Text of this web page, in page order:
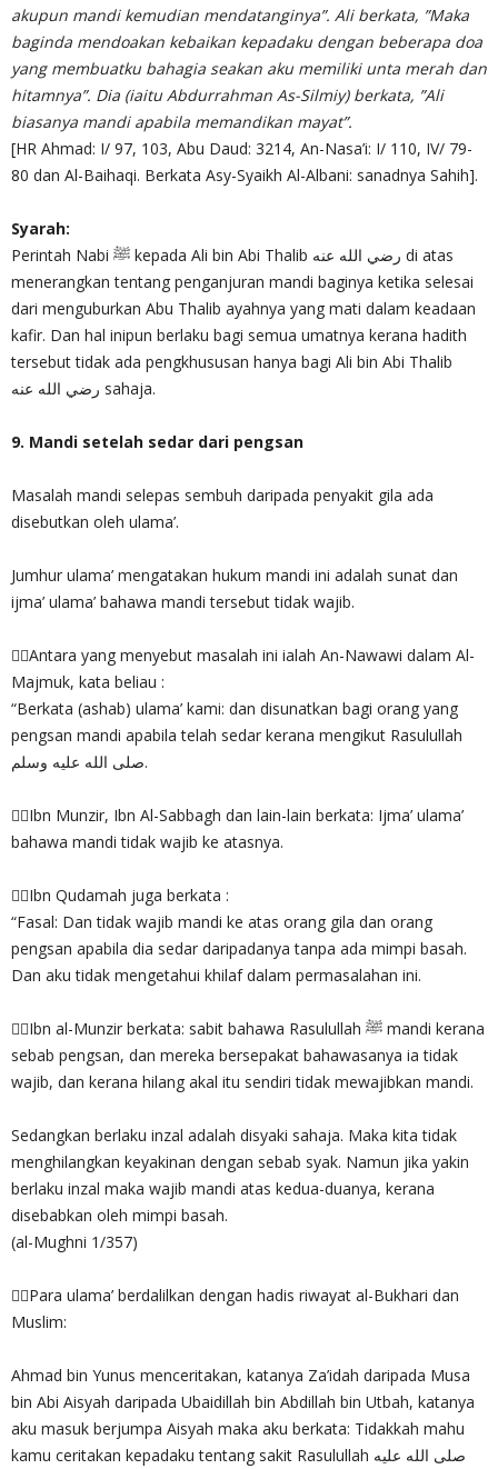
akupun mandi kemudian mendatanginya”. Ali berkata, ”Maka
baginda mendoakan kebaikan kepadaku dengan beberapa doa
yang membuatku bahagia seakan aku memiliki unta merah dan
hitamnya”. Dia (iaitu Abdurrahman As-Silmiy) berkata, ”Ali
biasanya mandi apabila memandikan mayat”.
[HR Ahmad: I/ 97, 103, Abu Daud: 3214, An-Nasa’i: I/ 110, IV/ 79-
80 dan Al-Baihaqi. Berkata Asy-Syaikh Al-Albani: sanadnya Sahih].
Syarah:
Perintah Nabi ﷺ kepada Ali bin Abi Thalib رضي الله عنه di atas
menerangkan tentang penganjuran mandi baginya ketika selesai
dari menguburkan Abu Thalib ayahnya yang mati dalam keadaan
kafir. Dan hal inipun berlaku bagi semua umatnya kerana hadith
tersebut tidak ada pengkhususan hanya bagi Ali bin Abi Thalib
رضي الله عنه sahaja.
9. Mandi setelah sedar dari pengsan
Masalah mandi selepas sembuh daripada penyakit gila ada
disebutkan oleh ulama’.
Jumhur ulama’ mengatakan hukum mandi ini adalah sunat dan
ijma’ ulama’ bahawa mandi tersebut tidak wajib.
✍🏻Antara yang menyebut masalah ini ialah An-Nawawi dalam Al-
Majmuk, kata beliau :
“Berkata (ashab) ulama’ kami: dan disunatkan bagi orang yang
pengsan mandi apabila telah sedar kerana mengikut Rasulullah
صلى الله عليه وسلم.
✍🏻Ibn Munzir, Ibn Al-Sabbagh dan lain-lain berkata: Ijma’ ulama’
bahawa mandi tidak wajib ke atasnya.
✍🏻Ibn Qudamah juga berkata :
“Fasal: Dan tidak wajib mandi ke atas orang gila dan orang
pengsan apabila dia sedar daripadanya tanpa ada mimpi basah.
Dan aku tidak mengetahui khilaf dalam permasalahan ini.
✍🏻Ibn al-Munzir berkata: sabit bahawa Rasulullah ﷺ mandi kerana
sebab pengsan, dan mereka bersepakat bahawasanya ia tidak
wajib, dan kerana hilang akal itu sendiri tidak mewajibkan mandi.
Sedangkan berlaku inzal adalah disyaki sahaja. Maka kita tidak
menghilangkan keyakinan dengan sebab syak. Namun jika yakin
berlaku inzal maka wajib mandi atas kedua-duanya, kerana
disebabkan oleh mimpi basah.
(al-Mughni 1/357)
✍🏻Para ulama’ berdalilkan dengan hadis riwayat al-Bukhari dan
Muslim:
Ahmad bin Yunus menceritakan, katanya Za’idah daripada Musa
bin Abi Aisyah daripada Ubaidillah bin Abdillah bin Utbah, katanya
aku masuk berjumpa Aisyah maka aku berkata: Tidakkah mahu
kamu ceritakan kepadaku tentang sakit Rasulullah صلى الله عليه